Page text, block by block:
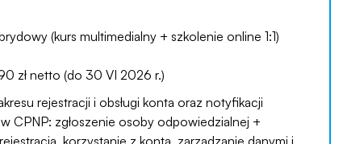
(kurs multimedialny + szkolenie online 1:1)
zł netto (do 30 VI 2026 r.)
rejestracji i obsługi konta oraz notyfikacji
CPNP: zgłoszenie osoby odpowiedzialnej +
korzystanie z konta, zarządzanie danymi i